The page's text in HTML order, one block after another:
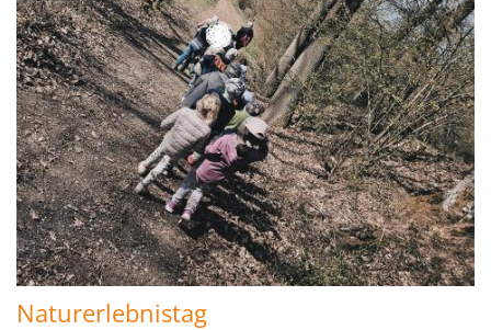
Naturerlebnistag